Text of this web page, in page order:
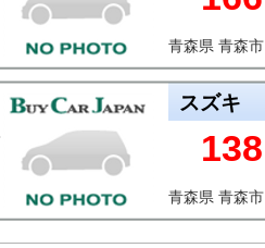
青森県 青森市
スズキ
138
青森県 青森市